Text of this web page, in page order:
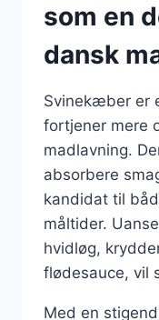
som en
dansk
Svinekæber er
fortjener mere
madlavning.
absorbere
kandidat til
måltider.
hvidløg,
flødesauce, vil
Med en